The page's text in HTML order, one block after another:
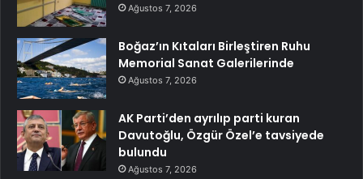
Ağustos 7, 2026
Boğaz’ın Kıtaları Birleştiren Ruhu
Memorial Sanat Galerilerinde
Ağustos 7, 2026
AK Parti’den ayrılıp parti kuran
Davutoğlu, Özgür Özel’e tavsiyede
bulundu
Ağustos 7, 2026